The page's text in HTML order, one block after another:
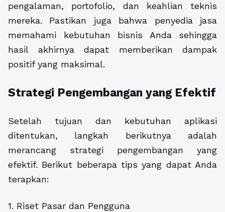
pengalaman, portofolio, dan keahlian teknis
mereka. Pastikan juga bahwa penyedia jasa
memahami kebutuhan bisnis Anda sehingga
hasil akhirnya dapat memberikan dampak
positif yang maksimal.
Strategi Pengembangan yang Efektif
Setelah tujuan dan kebutuhan aplikasi
ditentukan, langkah berikutnya adalah
merancang strategi pengembangan yang
efektif. Berikut beberapa tips yang dapat Anda
terapkan:
1. Riset Pasar dan Pengguna